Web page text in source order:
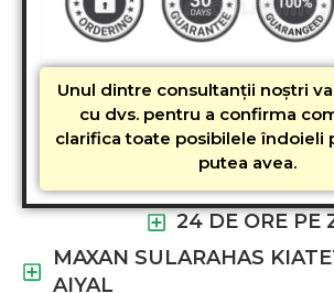
Unul dintre consultanții noștri
cu dvs. pentru a confirma
clarifica toate posibilele îndoieli
putea avea.
24 DE ORE PE
MAXAN SULARAHAS
AIYAL